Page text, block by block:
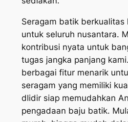
Seragam batik berkualitas
untuk seluruh nusantara.
kontribusi nyata untuk
tugas jangka panjang
berbagai fitur menarik
seragam yang memiliki
dlidir siap memudahkan
pengadaan baju batik.